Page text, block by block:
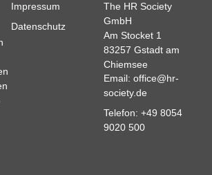
Impressum
Datenschutz
The HR Society
GmbH
Am Stocket 1
83257 Gstadt am
Chiemsee
Email: office@hr-
society.de
Telefon: +49 8054
9020 500